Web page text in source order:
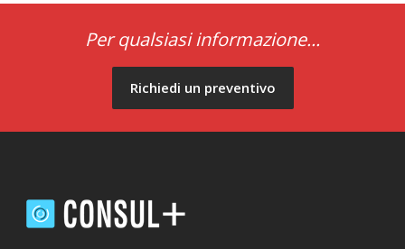
Per qualsiasi informazione...
Richiedi un preventivo